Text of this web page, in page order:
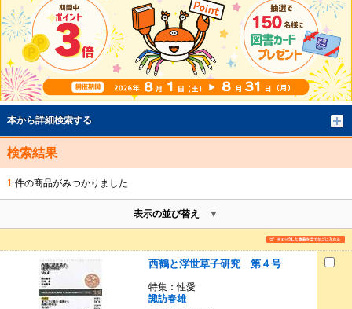
本から詳細検索する
検索結果
1 件の商品がみつかりました
表示の並び替え
西鶴と浮世草子研究 第４号
特集：性愛
諏訪春雄